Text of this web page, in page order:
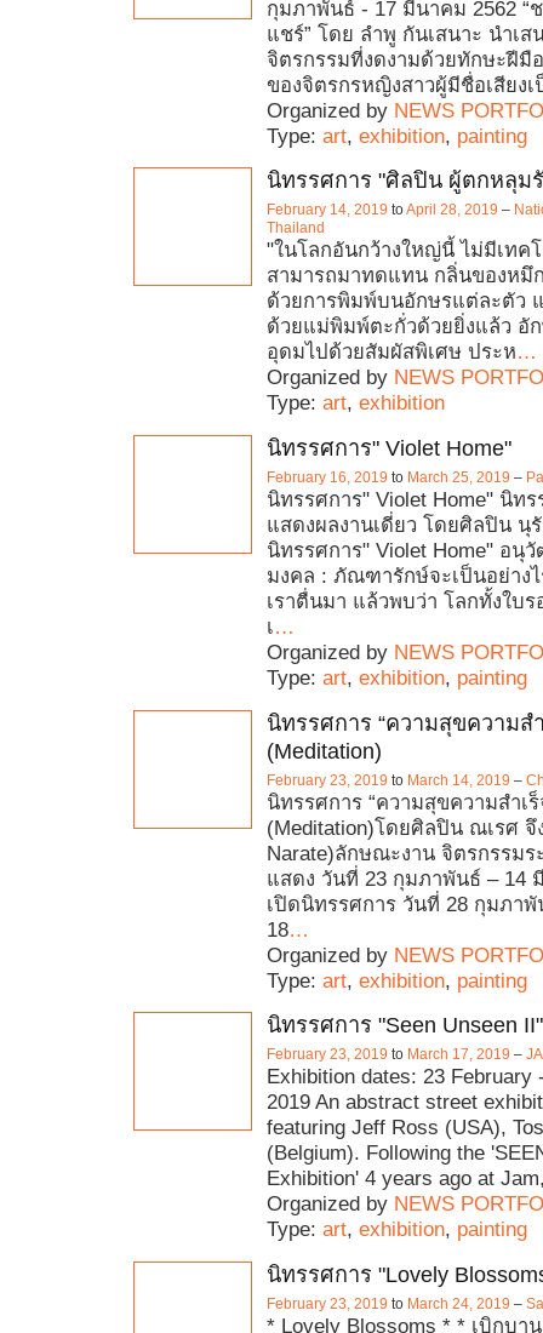
กุมภาพันธ์ - 17 มีนาคม 2562 “
แชร์” โดย ลำพู กันเสนาะ นำเส
จิตรกรรมที่งดงามด้วยทักษะฝีมื
ของจิตรกรหญิงสาวผู้มีชื่อเสียง
Organized by NEWS
Type: art, exhibition, painting
นิทรรศการ "ศิลปิน ผู้ตกหลุม
February 14, 2019 toApril 28, 2019 –
Thailand
"ในโลกอันกว้างใหญ่นี้ ไม่มีเทค
สามารถมาทดแทน กลิ่นของหมึ
ด้วยการพิมพ์บนอักษรแต่ละตัว
ด้วยแม่พิมพ์ตะกั่วด้วยยิ่งแล้ว อั
อุดมไปด้วยสัมผัสพิเศษ ประห…
Organized by NEWS
Type: art, exhibition
นิทรรศการ" Violet Home"
February 16, 2019 to March 25, 2019 –
นิทรรศการ" Violet Home" นิทร
แสดงผลงานเดี่ยว โดยศิลปิน นุ
นิทรรศการ" Violet Home" อนุ
มงคล : ภัณฑารักษ์จะเป็นอย่าง
เราตื่นมา แล้วพบว่า โลกทั้งใบร
เ…
Organized by NEWS
Type: art, exhibition, painting
นิทรรศการ “ความสุขความสำ
(Meditation)
February 23, 2019 to March 14, 2019 –
นิทรรศการ “ความสุขความสำเร็
(Meditation)โดยศิลปิน ณเรศ จึ
Narate)ลักษณะงาน จิตรกรรมร
แสดง วันที่ 23 กุมภาพันธ์ – 14
เปิดนิทรรศการ วันที่ 28 กุมภาพั
18…
Organized by NEWS
Type: art, exhibition, painting
นิทรรศการ "Seen Unseen II"
February 23, 2019 to March 17, 2019 –
Exhibition dates: 23 February
2019 An abstract street
featuring Jeff Ross (USA),
(Belgium). Following the
Exhibition' 4 years ago at
Organized by NEWS
Type: art, exhibition, painting
นิทรรศการ "Lovely
February 23, 2019 to March 24, 2019 –
* Lovely Blossoms * * เบิกบา